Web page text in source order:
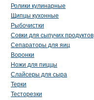
Ролики кулинарные
Щипцы кухонные
Рыбочистки
Совки для сыпучих продуктов
Сепараторы для яиц
Воронки
Ножи для пиццы
Слайсеры для сыра
Терки
Тесторезки